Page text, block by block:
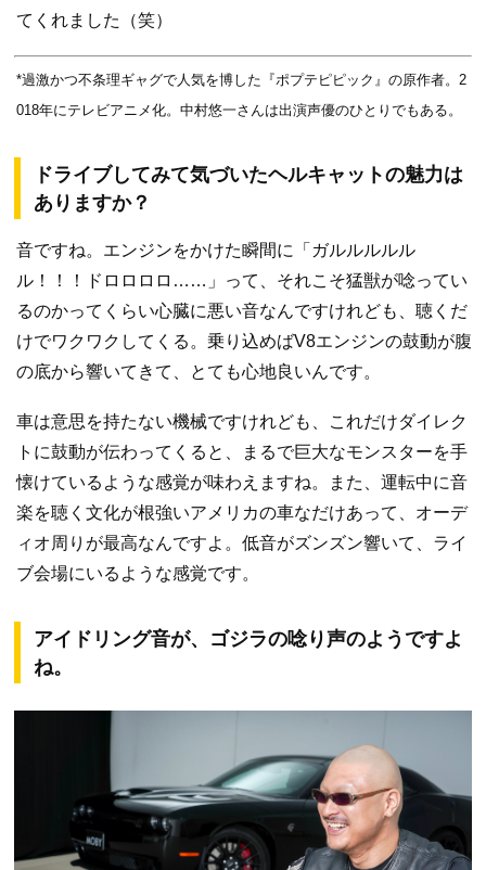
てくれました（笑）
*過激かつ不条理ギャグで人気を博した『ポプテピピック』の原作者。2
018年にテレビアニメ化。中村悠一さんは出演声優のひとりでもある。
ドライブしてみて気づいたヘルキャットの魅力は
ありますか？
音ですね。エンジンをかけた瞬間に「ガルルルルル
ル！！！ドロロロロ……」って、それこそ猛獣が唸ってい
るのかってくらい心臓に悪い音なんですけれども、聴くだ
けでワクワクしてくる。乗り込めばV8エンジンの鼓動が腹
の底から響いてきて、とても心地良いんです。
車は意思を持たない機械ですけれども、これだけダイレク
トに鼓動が伝わってくると、まるで巨大なモンスターを手
懐けているような感覚が味わえますね。また、運転中に音
楽を聴く文化が根強いアメリカの車なだけあって、オーデ
ィオ周りが最高なんですよ。低音がズンズン響いて、ライ
ブ会場にいるような感覚です。
アイドリング音が、ゴジラの唸り声のようですよ
ね。